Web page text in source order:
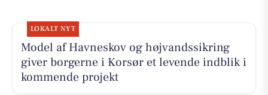
LOKALT NYT
Model af Havneskov og højvandssikring
giver borgerne i Korsør et levende indblik i
kommende projekt